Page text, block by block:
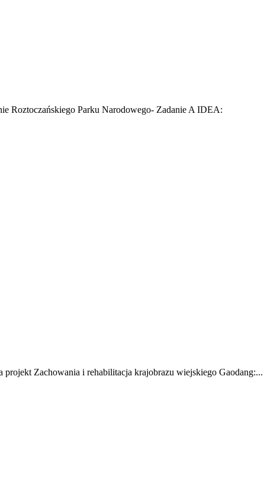
Roztoczańskiego Parku Narodowego- Zadanie A IDEA:
Zachowania i rehabilitacja krajobrazu wiejskiego Gaodang:...